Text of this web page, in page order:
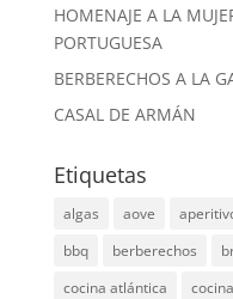
HOMENAJE A LA
PORTUGUESA
BERBERECHOS A LA
CASAL DE ARMÁN
Etiquetas
algas aove
bbq
berberechos
cocina atlántica